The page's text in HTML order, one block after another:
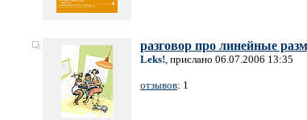
разговор про линейные
Leks!, прислано 06.07.2006 13:35
отзывов: 1